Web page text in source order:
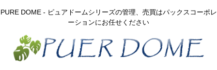
PURE DOME - ピュアドームシリーズの管理、売買はパックスコーポレ
ーションにお任せください